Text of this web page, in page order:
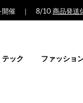
開催 ｜ 8/10 商品発送
テック ファッショ